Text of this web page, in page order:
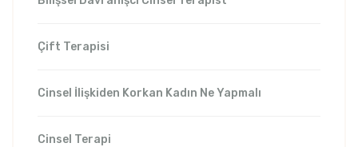
Çift Terapisi
Cinsel İlişkiden Korkan Kadın Ne Yapmalı
Cinsel Terapi